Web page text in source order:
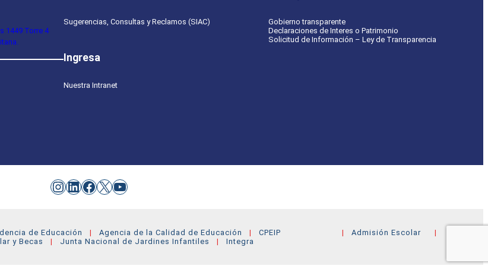
1449 Torre 4
Sugerencias, Consultas y Reclamos (SIAC)
Ingresa
Nuestra Intranet
Gobierno transparente
Declaraciones de Interes o Patrimonio
Solicitud de Información – Ley de Transparencia
Instagram
LinkedIn
Facebook
X YouTube
de Educación Agencia de la Calidad de Educación CPEIP
Admisión Escolar
y Becas
Junta Nacional de Jardines Infantiles Integra